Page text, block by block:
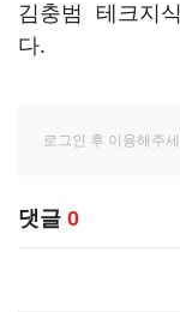
김충범 테크지
다.
댓글 0